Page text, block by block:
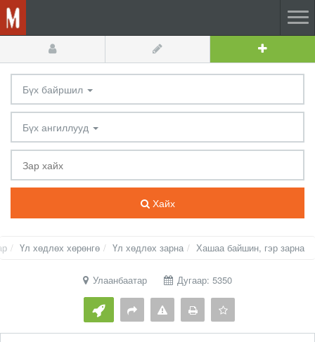
Бүх байршил
Бүх ангиллууд
Хайх
Үл хөдлөх хөрөнгө Үл хөдлөх зарна Хашаа байшин, гэр зарна
Улаанбаатар Дугаар: 5350